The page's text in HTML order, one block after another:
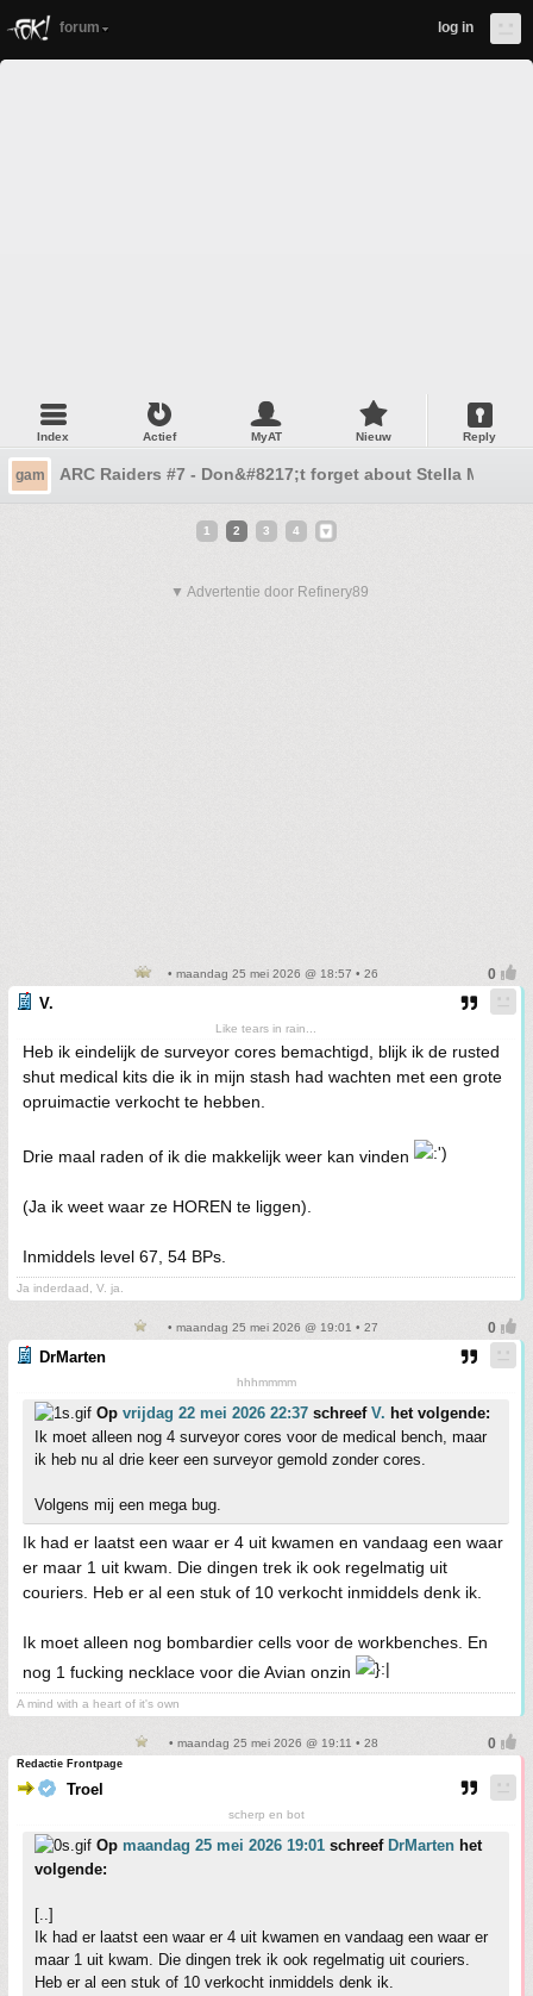
forum log in
Index Actief MyAT Nieuw Reply
gam ARC Raiders #7 - Don&#8217;t forget about Stella Montis
1 2 3 4
▼ Advertentie door Refinery89
• maandag 25 mei 2026 @ 18:57 • 26
V.
Like tears in rain...
Heb ik eindelijk de surveyor cores bemachtigd, blijk ik de rusted
shut medical kits die ik in mijn stash had wachten met een grote
opruimactie verkocht te hebben.
Drie maal raden of ik die makkelijk weer kan vinden
(Ja ik weet waar ze HOREN te liggen).
Inmiddels level 67, 54 BPs.
Ja inderdaad, V. ja.
• maandag 25 mei 2026 @ 19:01 • 27
DrMarten
hhhmmmm
Op vrijdag 22 mei 2026 22:37 schreef V. het volgende:
Ik moet alleen nog 4 surveyor cores voor de medical bench, maar
ik heb nu al drie keer een surveyor gemold zonder cores.
Volgens mij een mega bug.
Ik had er laatst een waar er 4 uit kwamen en vandaag een waar
er maar 1 uit kwam. Die dingen trek ik ook regelmatig uit
couriers. Heb er al een stuk of 10 verkocht inmiddels denk ik.
Ik moet alleen nog bombardier cells voor de workbenches. En
nog 1 fucking necklace voor die Avian onzin
A mind with a heart of it's own
• maandag 25 mei 2026 @ 19:11 • 28
Redactie Frontpage
Troel
scherp en bot
Op maandag 25 mei 2026 19:01 schreef DrMarten het
volgende:
[..]
Ik had er laatst een waar er 4 uit kwamen en vandaag een waar er
maar 1 uit kwam. Die dingen trek ik ook regelmatig uit couriers.
Heb er al een stuk of 10 verkocht inmiddels denk ik.